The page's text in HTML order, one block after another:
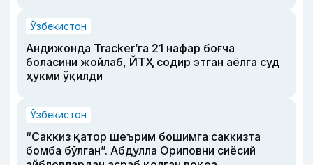
Ўзбекистон
Андижонда Tracker’га 21 нафар боғча
боласини жойлаб, ЙТҲ содир этган аёлга суд
ҳукми ўқилди
Ўзбекистон
“Саккиз қатор шеърим бошимга саккизта
бомба бўлган”. Абдулла Ориповни сиёсий